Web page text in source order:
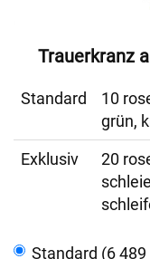
Trauerkranz
Standard
10
grün,
Exklusiv
20
Standard (6 489